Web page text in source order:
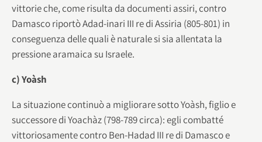
vittorie che, come risulta da documenti assiri, contro
Damasco riportò Adad-inari III re di Assiria (805-801) in
conseguenza delle quali è naturale si sia allentata la
pressione aramaica su Israele.
c) Yoàsh
La situazione continuò a migliorare sotto Yoàsh, figlio e
successore di Yoachàz (798-789 circa): egli combatté
vittoriosamente contro Ben-Hadad III re di Damasco e